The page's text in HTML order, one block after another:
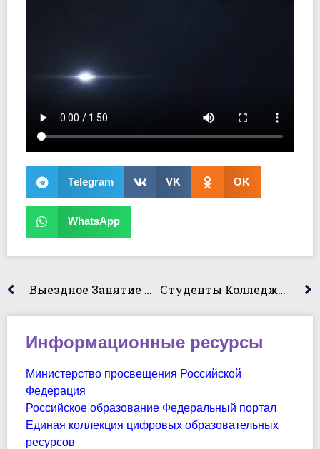
Telegram VK OK
WhatsApp
Выездное Занятие Для Студентов Кафедры Юридических Дисциплин В Волгоградский Планетарий Студенты Колледжа Принимают Участие Во Всероссийском Турнире По Доте 2.
Информационные ресурсы
Министерство просвещения Российской
Федерация
Российское образование Федеральный портал
Единая коллекция цифровых образовательных
ресурсов